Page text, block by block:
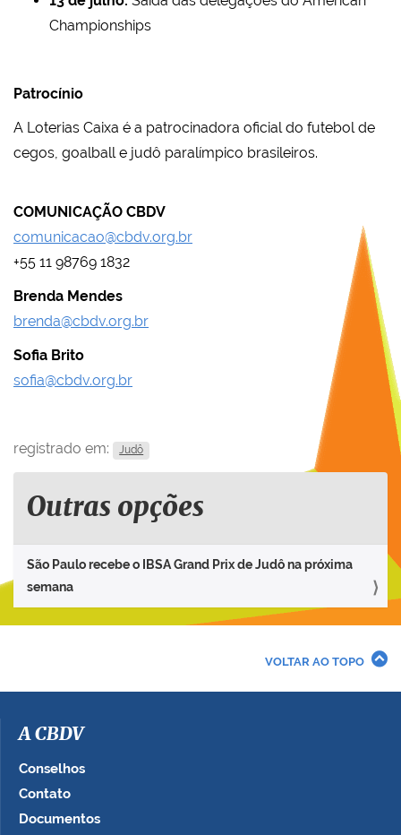
Championships
Patrocínio
A Loterias Caixa é a patrocinadora oficial do futebol de
cegos, goalball e judô paralímpico brasileiros.
COMUNICAÇÃO CBDV
comunicacao@cbdv.org.br
+55 11 98769 1832
Brenda Mendes
brenda@cbdv.org.br
Sofia Brito
sofia@cbdv.org.br
registrado em: Judô
Outras opções
São Paulo recebe o IBSA Grand Prix de Judô na próxima
semana
VOLTAR AO TOPO
A CBDV
Conselhos
Contato
Documentos